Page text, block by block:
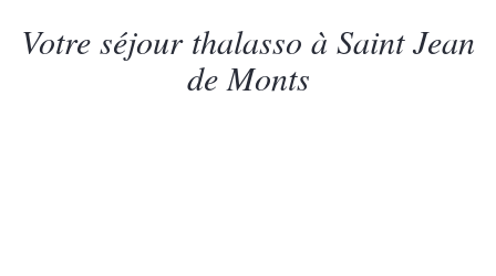
Votre séjour thalasso à Saint Jean
de Monts